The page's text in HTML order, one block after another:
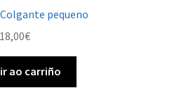
pequeno
18,00€
ao carriño